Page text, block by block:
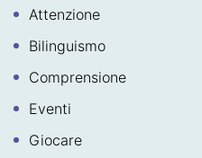
Attenzione
Bilinguismo
Comprensione
Eventi
Giocare